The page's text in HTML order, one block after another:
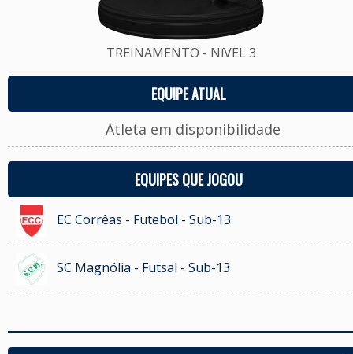
TREINAMENTO - NíVEL 3
EQUIPE ATUAL
Atleta em disponibilidade
EQUIPES QUE JOGOU
EC Corrêas - Futebol - Sub-13
SC Magnólia - Futsal - Sub-13